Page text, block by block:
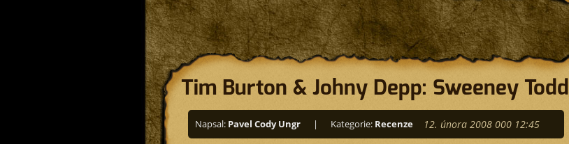
Tim Burton & Johny Depp: Sweeney Todd
Napsal: Pavel Cody Ungr | Kategorie: Recenze 12. února 2008 000 12:45